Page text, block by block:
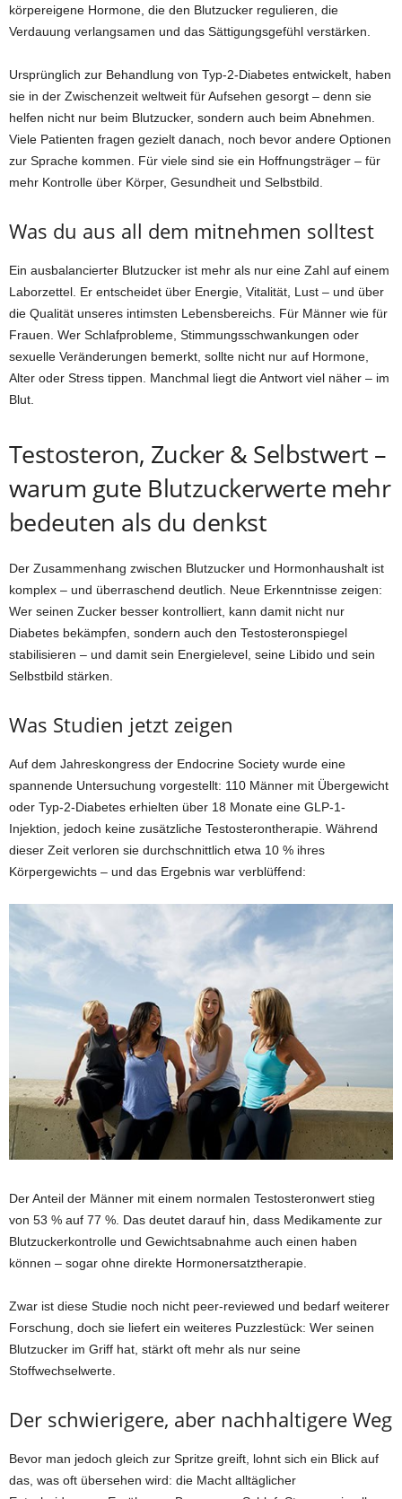
körpereigene Hormone, die den Blutzucker regulieren, die
Verdauung verlangsamen und das Sättigungsgefühl verstärken.
Ursprünglich zur Behandlung von Typ-2-Diabetes entwickelt, haben
sie in der Zwischenzeit weltweit für Aufsehen gesorgt – denn sie
helfen nicht nur beim Blutzucker, sondern auch beim Abnehmen.
Viele Patienten fragen gezielt danach, noch bevor andere Optionen
zur Sprache kommen. Für viele sind sie ein Hoffnungsträger – für
mehr Kontrolle über Körper, Gesundheit und Selbstbild.
Was du aus all dem mitnehmen solltest
Ein ausbalancierter Blutzucker ist mehr als nur eine Zahl auf einem
Laborzettel. Er entscheidet über Energie, Vitalität, Lust – und über
die Qualität unseres intimsten Lebensbereichs. Für Männer wie für
Frauen. Wer Schlafprobleme, Stimmungsschwankungen oder
sexuelle Veränderungen bemerkt, sollte nicht nur auf Hormone,
Alter oder Stress tippen. Manchmal liegt die Antwort viel näher – im
Blut.
Testosteron, Zucker & Selbstwert –
warum gute Blutzuckerwerte mehr
bedeuten als du denkst
Der Zusammenhang zwischen Blutzucker und Hormonhaushalt ist
komplex – und überraschend deutlich. Neue Erkenntnisse zeigen:
Wer seinen Zucker besser kontrolliert, kann damit nicht nur
Diabetes bekämpfen, sondern auch den Testosteronspiegel
stabilisieren – und damit sein Energielevel, seine Libido und sein
Selbstbild stärken.
Was Studien jetzt zeigen
Auf dem Jahreskongress der Endocrine Society wurde eine
spannende Untersuchung vorgestellt: 110 Männer mit Übergewicht
oder Typ-2-Diabetes erhielten über 18 Monate eine GLP-1-
Injektion, jedoch keine zusätzliche Testosterontherapie. Während
dieser Zeit verloren sie durchschnittlich etwa 10 % ihres
Körpergewichts – und das Ergebnis war verblüffend:
Der Anteil der Männer mit einem normalen Testosteronwert stieg
von 53 % auf 77 %. Das deutet darauf hin, dass Medikamente zur
Blutzuckerkontrolle und Gewichtsabnahme auch einen haben
können – sogar ohne direkte Hormonersatztherapie.
Zwar ist diese Studie noch nicht peer-reviewed und bedarf weiterer
Forschung, doch sie liefert ein weiteres Puzzlestück: Wer seinen
Blutzucker im Griff hat, stärkt oft mehr als nur seine
Stoffwechselwerte.
Der schwierigere, aber nachhaltigere Weg
Bevor man jedoch gleich zur Spritze greift, lohnt sich ein Blick auf
das, was oft übersehen wird: die Macht alltäglicher